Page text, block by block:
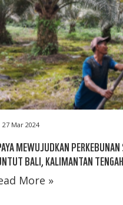
27 Mar 2024
MEWUJUDKAN
BALI, KALIMANTAN TENGAH
More »